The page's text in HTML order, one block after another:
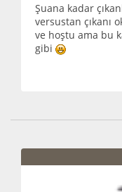
Şuana kadar
versustan çıkanı
ve hoştu ama bu
gibi